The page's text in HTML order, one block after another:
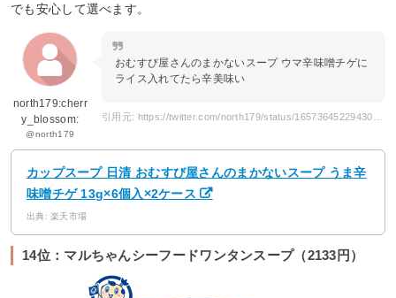
でも安心して選べます。
north179:cherr
y_blossom:
@north179
おむすび屋さんのまかないスープ ウマ辛味噌チゲに
ライス入れてたら辛美味い
カップスープ 日清 おむすび屋さんのまかないスープ うま辛
味噌チゲ 13g×6個入×2ケース
出典: 楽天市場
14位：マルちゃんシーフードワンタンスープ（2133円）